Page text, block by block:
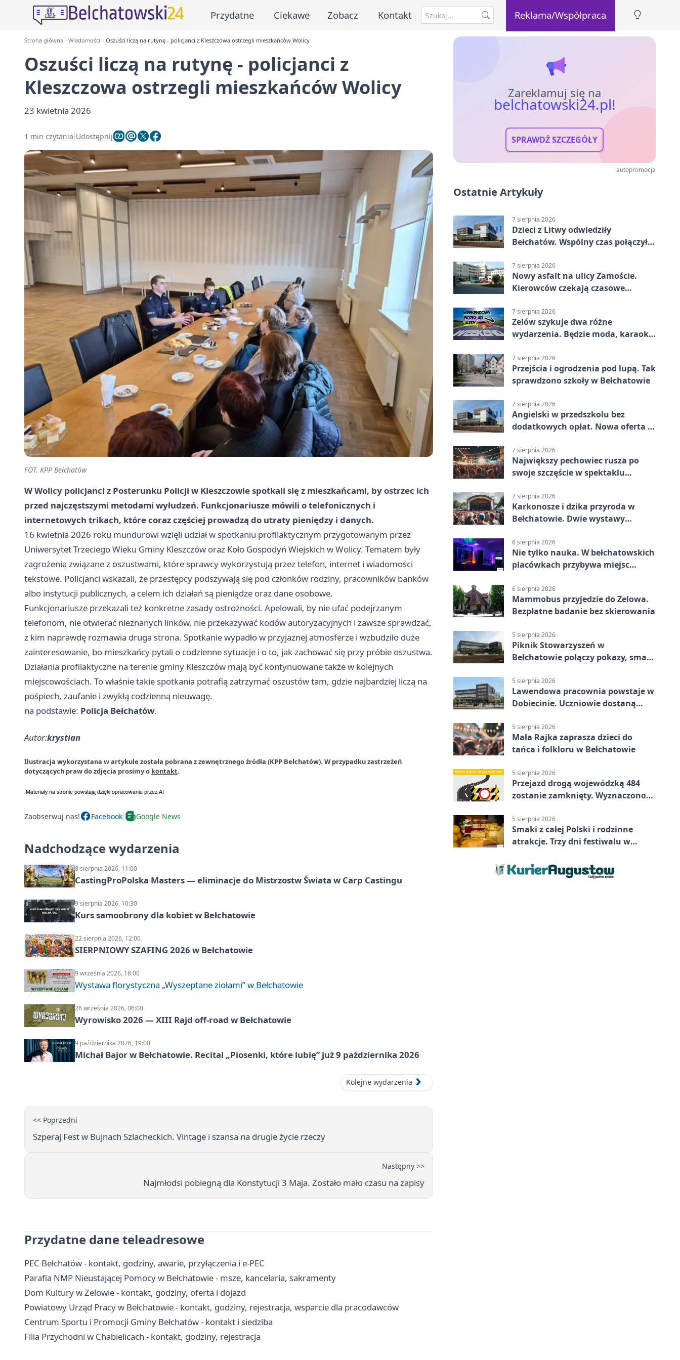
Przydatne Ciekawe Zobacz Kontakt Reklama/Współpraca
Strona główna Wiadomości Oszuści liczą na rutynę - policjanci z Kleszczowa ostrzegli mieszkańców Wolicy
Oszuści liczą na rutynę - policjanci z
Kleszczowa ostrzegli mieszkańców Wolicy
23 kwietnia 2026
1 min czytania Udostępnij
FOT. KPP Bełchatów
W Wolicy policjanci z Posterunku Policji w Kleszczowie spotkali się z mieszkańcami, by ostrzec ich
przed najczęstszymi metodami wyłudzeń. Funkcjonariusze mówili o telefonicznych i
internetowych trikach, które coraz częściej prowadzą do utraty pieniędzy i danych.
16 kwietnia 2026 roku mundurowi wzięli udział w spotkaniu profilaktycznym przygotowanym przez
Uniwersytet Trzeciego Wieku Gminy Kleszczów oraz Koło Gospodyń Wiejskich w Wolicy. Tematem były
zagrożenia związane z oszustwami, które sprawcy wykorzystują przez telefon, internet i wiadomości
tekstowe. Policjanci wskazali, że przestępcy podszywają się pod członków rodziny, pracowników banków
albo instytucji publicznych, a celem ich działań są pieniądze oraz dane osobowe.
Funkcjonariusze przekazali też konkretne zasady ostrożności. Apelowali, by nie ufać podejrzanym
telefonom, nie otwierać nieznanych linków, nie przekazywać kodów autoryzacyjnych i zawsze sprawdzać,
z kim naprawdę rozmawia druga strona. Spotkanie wypadło w przyjaznej atmosferze i wzbudziło duże
zainteresowanie, bo mieszkańcy pytali o codzienne sytuacje i o to, jak zachować się przy próbie oszustwa.
Działania profilaktyczne na terenie gminy Kleszczów mają być kontynuowane także w kolejnych
miejscowościach. To właśnie takie spotkania potrafią zatrzymać oszustów tam, gdzie najbardziej liczą na
pośpiech, zaufanie i zwykłą codzienną nieuwagę.
na podstawie: Policja Bełchatów.
Autor:krystian
Ilustracja wykorzystana w artykule została pobrana z zewnętrznego źródła (KPP Bełchatów). W przypadku zastrzeżeń
dotyczących praw do zdjęcia prosimy o kontakt.
Zaobserwuj nas! Facebook Google News
Nadchodzące wydarzenia
8 sierpnia 2026, 11:00
CastingProPolska Masters — eliminacje do Mistrzostw Świata w Carp Castingu
9 sierpnia 2026, 10:30
Kurs samoobrony dla kobiet w Bełchatowie
22 sierpnia 2026, 12:00
SIERPNIOWY SZAFING 2026 w Bełchatowie
9 września 2026, 18:00
Wystawa florystyczna „Wyszeptane ziołami” w Bełchatowie
26 września 2026, 06:00
Wyrowisko 2026 — XIII Rajd off‑road w Bełchatowie
9 października 2026, 19:00
Michał Bajor w Bełchatowie. Recital „Piosenki, które lubię” już 9 października 2026
Kolejne wydarzenia
<< Poprzedni
Szperaj Fest w Bujnach Szlacheckich. Vintage i szansa na drugie życie rzeczy
Następny >>
Najmłodsi pobiegną dla Konstytucji 3 Maja. Zostało mało czasu na zapisy
Przydatne dane teleadresowe
PEC Bełchatów - kontakt, godziny, awarie, przyłączenia i e-PEC
Parafia NMP Nieustającej Pomocy w Bełchatowie - msze, kancelaria, sakramenty
Dom Kultury w Zelowie - kontakt, godziny, oferta i dojazd
Powiatowy Urząd Pracy w Bełchatowie - kontakt, godziny, rejestracja, wsparcie dla pracodawców
Centrum Sportu i Promocji Gminy Bełchatów - kontakt i siedziba
Filia Przychodni w Chabielicach - kontakt, godziny, rejestracja
Zareklamuj się na
belchatowski24.pl!
SPRAWDŹ SZCZEGÓŁY
autopromocja
Ostatnie Artykuły
7 sierpnia 2026
Dzieci z Litwy odwiedziły
Bełchatów. Wspólny czas połączył
7 sierpnia 2026
Nowy asfalt na ulicy Zamoście.
Kierowców czekają czasowe
7 sierpnia 2026
Zelów szykuje dwa różne
wydarzenia. Będzie moda, karaoke
7 sierpnia 2026
Przejścia i ogrodzenia pod lupą. Tak
sprawdzono szkoły w Bełchatowie
7 sierpnia 2026
Angielski w przedszkolu bez
dodatkowych opłat. Nowa oferta w
7 sierpnia 2026
Największy pechowiec rusza po
swoje szczęście w spektaklu
7 sierpnia 2026
Karkonosze i dzika przyroda w
Bełchatowie. Dwie wystawy
6 sierpnia 2026
Nie tylko nauka. W bełchatowskich
placówkach przybywa miejsc
6 sierpnia 2026
Mammobus przyjedzie do Zelowa.
Bezpłatne badanie bez skierowania
5 sierpnia 2026
Piknik Stowarzyszeń w
Bełchatowie połączy pokazy, smaki
5 sierpnia 2026
Lawendowa pracownia powstaje w
Dobiecinie. Uczniowie dostaną
5 sierpnia 2026
Mała Rajka zaprasza dzieci do
tańca i folkloru w Bełchatowie
5 sierpnia 2026
Przejazd drogą wojewódzką 484
zostanie zamknięty. Wyznaczono
5 sierpnia 2026
Smaki z całej Polski i rodzinne
atrakcje. Trzy dni festiwalu w